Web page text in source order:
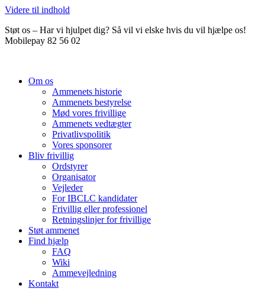
Videre til indhold
Støt os – Har vi hjulpet dig? Så vil vi elske hvis du vil hjælpe os!
Mobilepay 82 56 02
Om os
Ammenets historie
Ammenets bestyrelse
Mød vores frivillige
Ammenets vedtægter
Privatlivspolitik
Vores sponsorer
Bliv frivillig
Ordstyrer
Organisator
Vejleder
For IBCLC kandidater
Frivillig eller professionel
Retningslinjer for frivillige
Støt ammenet
Find hjælp
FAQ
Wiki
Ammevejledning
Kontakt